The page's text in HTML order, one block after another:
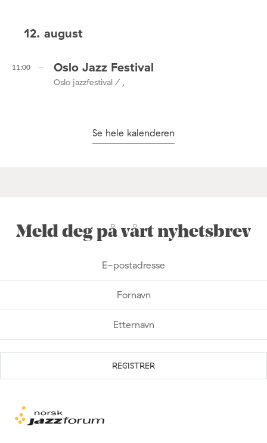
12. august
11:00 Oslo Jazz Festival
Oslo jazzfestival / ,
Se hele kalenderen
Meld deg på vårt nyhetsbrev